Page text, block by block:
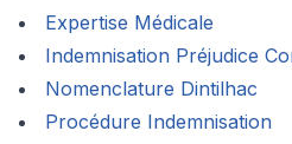
Expertise Médicale
Indemnisation Préjudice
Nomenclature Dintilhac
Procédure Indemnisation